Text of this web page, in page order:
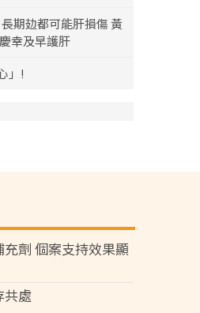
期攰都可能肝損傷 黃
幸及早護肝
」!
劑 個案支持效果顯
共處